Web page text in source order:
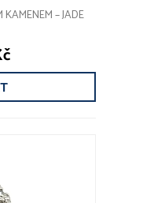
KAMENEM – JADE